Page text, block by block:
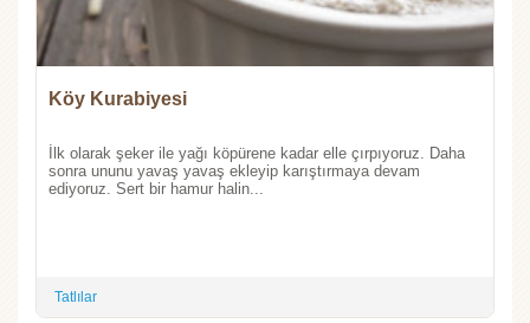
Köy Kurabiyesi
İlk olarak şeker ile yağı köpürene kadar elle çırpıyoruz. Daha
sonra ununu yavaş yavaş ekleyip karıştırmaya devam
ediyoruz. Sert bir hamur halin...
Tatlılar